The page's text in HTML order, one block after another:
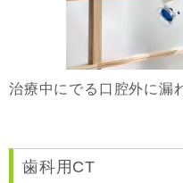
治療中にでる口腔外に漏
歯科用CT